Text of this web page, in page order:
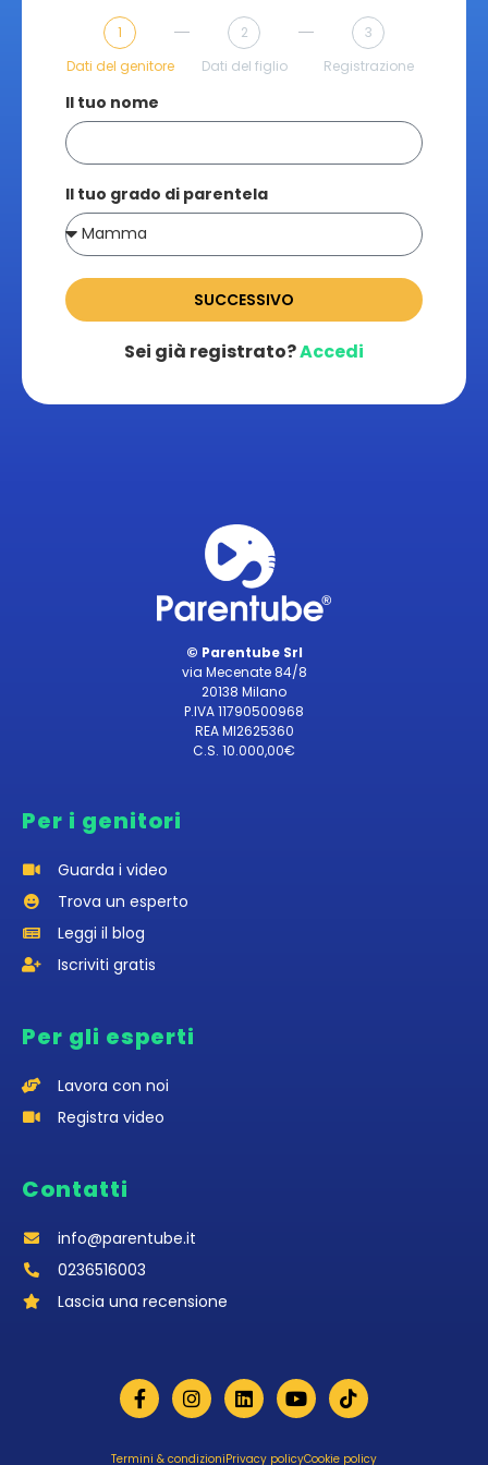
1
Dati del genitore
2
Dati del figlio
3
Registrazione
Il tuo nome
Il tuo grado di parentela
SUCCESSIVO
Sei già registrato?Accedi
© Parentube Srl
via Mecenate 84/8
20138 Milano
P.IVA 11790500968
REA MI2625360
C.S. 10.000,00€
Per i genitori
Guarda i video
Trova un esperto
Leggi il blog
Iscriviti gratis
Per gli esperti
Lavora con noi
Registra video
Contatti
info@parentube.it
0236516003‬
Lascia una recensione
Termini & condizioniPrivacy policyCookie policy